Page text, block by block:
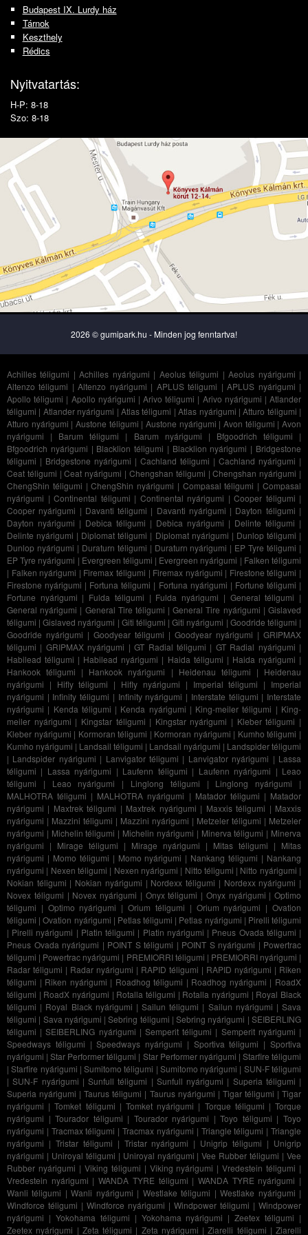
Budapest IX. Lurdy ház
Tárnok
Keszthely
Rédics
Nyitvatartás:
H-P: 8-18
Szo: 8-18
2026 © gumipark.hu - Minden jog fenntartva!
Achilles téligumi |Achilles nyárigumi | Aeolus téligumi |Aeolus nyárigumi |
Altenzo téligumi |Altenzo nyárigumi | APLUS téligumi |APLUS nyárigumi |
Apollo téligumi | Apollo nyárigumi |Arivo téligumi | Arivo nyárigumi |Atlander
téligumi | Atlander nyárigumi | Atlas téligumi |Atlas nyárigumi |Atturo téligumi |
Atturo nyárigumi |Austone téligumi |Austone nyárigumi |Avon téligumi |Avon
nyárigumi | Barum téligumi | Barum nyárigumi | Bfgoodrich téligumi |
Bfgoodrich nyárigumi | Blacklion téligumi | Blacklion nyárigumi | Bridgestone
téligumi | Bridgestone nyárigumi | Cachland téligumi | Cachland nyárigumi |
Ceat téligumi |Ceat nyárigumi | Chengshan téligumi |Chengshan nyárigumi |
ChengShin téligumi |ChengShin nyárigumi | Compasal téligumi |Compasal
nyárigumi | Continental téligumi | Continental nyárigumi | Cooper téligumi |
Cooper nyárigumi | Davanti téligumi | Davanti nyárigumi | Dayton téligumi |
Dayton nyárigumi | Debica téligumi | Debica nyárigumi | Delinte téligumi |
Delinte nyárigumi | Diplomat téligumi | Diplomat nyárigumi | Dunlop téligumi |
Dunlop nyárigumi | Duraturn téligumi | Duraturn nyárigumi | EP Tyre téligumi |
EP Tyre nyárigumi | Evergreen téligumi | Evergreen nyárigumi | Falken téligumi
| Falken nyárigumi | Firemax téligumi | Firemax nyárigumi | Firestone téligumi |
Firestone nyárigumi | Fortuna téligumi | Fortuna nyárigumi | Fortune téligumi |
Fortune nyárigumi | Fulda téligumi | Fulda nyárigumi | General téligumi |
General nyárigumi | General Tire téligumi |General Tire nyárigumi |Gislaved
téligumi |Gislaved nyárigumi | Giti téligumi |Giti nyárigumi | Goodride téligumi |
Goodride nyárigumi | Goodyear téligumi | Goodyear nyárigumi | GRIPMAX
téligumi | GRIPMAX nyárigumi |GT Radial téligumi | GT Radial nyárigumi |
Habilead téligumi | Habilead nyárigumi | Haida téligumi | Haida nyárigumi |
Hankook téligumi | Hankook nyárigumi | Heidenau téligumi | Heidenau
nyárigumi | Hifly téligumi | Hifly nyárigumi | Imperial téligumi | Imperial
nyárigumi | Infinity téligumi | Infinity nyárigumi | Interstate téligumi | Interstate
nyárigumi | Kenda téligumi | Kenda nyárigumi | King-meiler téligumi | King-
meiler nyárigumi | Kingstar téligumi | Kingstar nyárigumi | Kleber téligumi |
Kleber nyárigumi | Kormoran téligumi | Kormoran nyárigumi | Kumho téligumi |
Kumho nyárigumi | Landsail téligumi | Landsail nyárigumi | Landspider téligumi
| Landspider nyárigumi | Lanvigator téligumi | Lanvigator nyárigumi | Lassa
téligumi | Lassa nyárigumi | Laufenn téligumi | Laufenn nyárigumi | Leao
téligumi | Leao nyárigumi | Linglong téligumi | Linglong nyárigumi |
MALHOTRA téligumi | MALHOTRA nyárigumi | Matador téligumi | Matador
nyárigumi | Maxtrek téligumi | Maxtrek nyárigumi | Maxxis téligumi | Maxxis
nyárigumi | Mazzini téligumi | Mazzini nyárigumi | Metzeler téligumi | Metzeler
nyárigumi | Michelin téligumi | Michelin nyárigumi | Minerva téligumi | Minerva
nyárigumi | Mirage téligumi | Mirage nyárigumi | Mitas téligumi | Mitas
nyárigumi | Momo téligumi | Momo nyárigumi | Nankang téligumi | Nankang
nyárigumi | Nexen téligumi | Nexen nyárigumi | Nitto téligumi | Nitto nyárigumi |
Nokian téligumi | Nokian nyárigumi | Nordexx téligumi | Nordexx nyárigumi |
Novex téligumi | Novex nyárigumi | Onyx téligumi | Onyx nyárigumi | Optimo
téligumi | Optimo nyárigumi |Orium téligumi | Orium nyárigumi |Ovation
téligumi |Ovation nyárigumi | Petlas téligumi | Petlas nyárigumi | Pirelli téligumi
| Pirelli nyárigumi | Platin téligumi | Platin nyárigumi | Pneus Ovada téligumi |
Pneus Ovada nyárigumi | POINT S téligumi | POINT S nyárigumi | Powertrac
téligumi | Powertrac nyárigumi | PREMIORRI téligumi | PREMIORRI nyárigumi |
Radar téligumi | Radar nyárigumi | RAPID téligumi | RAPID nyárigumi | Riken
téligumi | Riken nyárigumi | Roadhog téligumi | Roadhog nyárigumi | RoadX
téligumi | RoadX nyárigumi | Rotalla téligumi | Rotalla nyárigumi | Royal Black
téligumi | Royal Black nyárigumi |Sailun téligumi | Sailun nyárigumi |Sava
téligumi | Sava nyárigumi |Sebring téligumi |Sebring nyárigumi |SEIBERLING
téligumi |SEIBERLING nyárigumi |Semperit téligumi | Semperit nyárigumi |
Speedways téligumi |Speedways nyárigumi | Sportiva téligumi |Sportiva
nyárigumi |Star Performer téligumi | Star Performer nyárigumi | Starfire téligumi
|Starfire nyárigumi |Sumitomo téligumi | Sumitomo nyárigumi | SUN-F téligumi
|SUN-F nyárigumi | Sunfull téligumi | Sunfull nyárigumi | Superia téligumi |
Superia nyárigumi |Taurus téligumi | Taurus nyárigumi | Tigar téligumi |Tigar
nyárigumi |Tomket téligumi | Tomket nyárigumi | Torque téligumi |Torque
nyárigumi |Tourador téligumi | Tourador nyárigumi |Toyo téligumi |Toyo
nyárigumi | Tracmax téligumi |Tracmax nyárigumi | Triangle téligumi |Triangle
nyárigumi | Tristar téligumi | Tristar nyárigumi | Unigrip téligumi | Unigrip
nyárigumi | Uniroyal téligumi | Uniroyal nyárigumi |Vee Rubber téligumi |Vee
Rubber nyárigumi | Viking téligumi | Viking nyárigumi |Vredestein téligumi |
Vredestein nyárigumi |WANDA TYRE téligumi | WANDA TYRE nyárigumi |
Wanli téligumi |Wanli nyárigumi | Westlake téligumi |Westlake nyárigumi |
Windforce téligumi | Windforce nyárigumi | Windpower téligumi | Windpower
nyárigumi | Yokohama téligumi | Yokohama nyárigumi |Zeetex téligumi |
Zeetex nyárigumi | Zeta téligumi | Zeta nyárigumi |Ziarelli téligumi | Ziarelli